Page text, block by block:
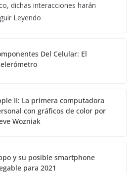
dichas interacciones harán
Leyendo
Del Celular: El
II: La primera computadora
con gráficos de color por
Wozniak
y su posible smartphone
para 2021